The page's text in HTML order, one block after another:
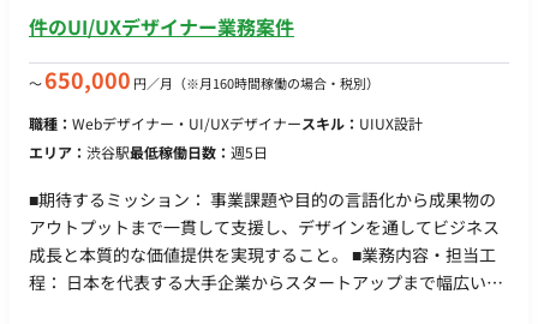
件のUI/UXデザイナー業務案件
〜650,000 円／月 （※月160時間稼働の場合・税別）
職種： Webデザイナー・UI/UXデザイナースキル： UIUX設計
エリア： 渋谷駅最低稼働日数： 週5日
■期待するミッション： 事業課題や目的の言語化から成果物の
アウトプットまで一貫して支援し、デザインを通してビジネス
成長と本質的な価値提供を実現すること。 ■業務内容・担当工
程： 日本を代表する大手企業からスタートアップまで幅広いク